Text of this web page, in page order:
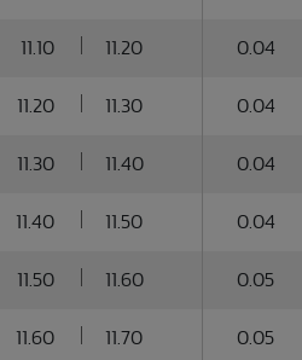
11.10 11.20 0.04
11.20 11.30 0.04
11.30 11.40 0.04
11.40 11.50 0.04
11.50 11.60 0.05
11.60 11.70 0.05